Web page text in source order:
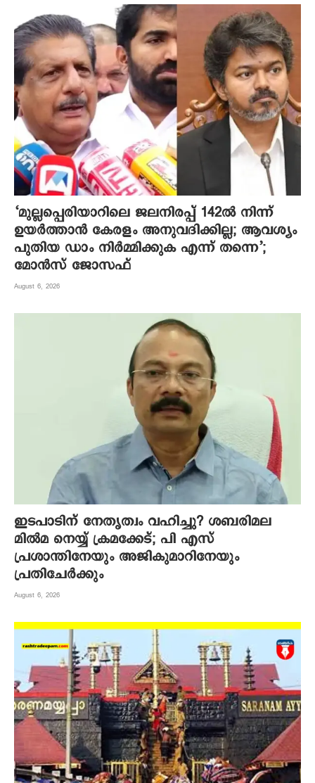
‘മുല്ലപ്പെരിയാറിലെ ജലനിരപ്പ് 142ല്‍ നിന്ന്
ഉയര്‍ത്താന്‍ കേരളം അനുവദിക്കില്ല; ആവശ്യം
പുതിയ ഡാം നിര്‍മ്മിക്കുക എന്ന് തന്നെ’;
മോന്‍സ് ജോസഫ്
August 6, 2026
ഇടപാടിന് നേതൃത്വം വഹിച്ചു? ശബരിമല
മില്‍മ നെയ്യ് ക്രമക്കേട്; പി എസ്
പ്രശാന്തിനേയും അജികുമാറിനേയും
പ്രതിചേര്‍ക്കും
August 6, 2026